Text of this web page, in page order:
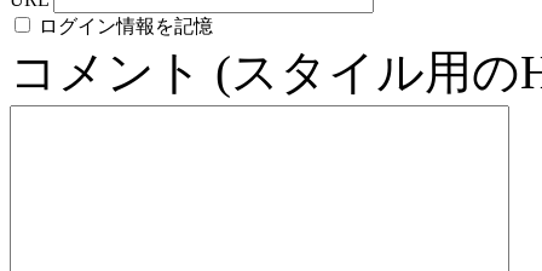
ログイン情報を記憶
コメント (スタイル用